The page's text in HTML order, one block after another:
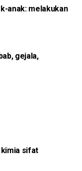
anak: melakukan
gejala,
sifat